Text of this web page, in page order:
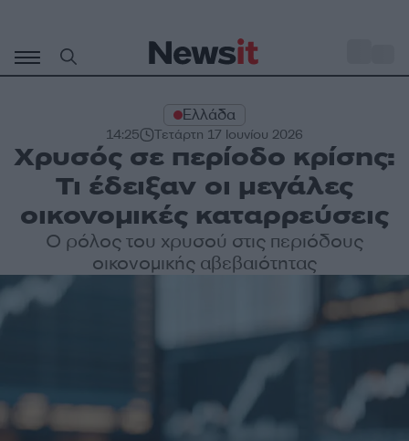
περιεχόμενο
Ελλάδα
14:25 Τετάρτη 17 Ιουνίου 2026
Χρυσός σε περίοδο κρίσης:
Τι έδειξαν οι μεγάλες
οικονομικές καταρρεύσεις
Ο ρόλος του χρυσού στις περιόδους
οικονομικής αβεβαιότητας